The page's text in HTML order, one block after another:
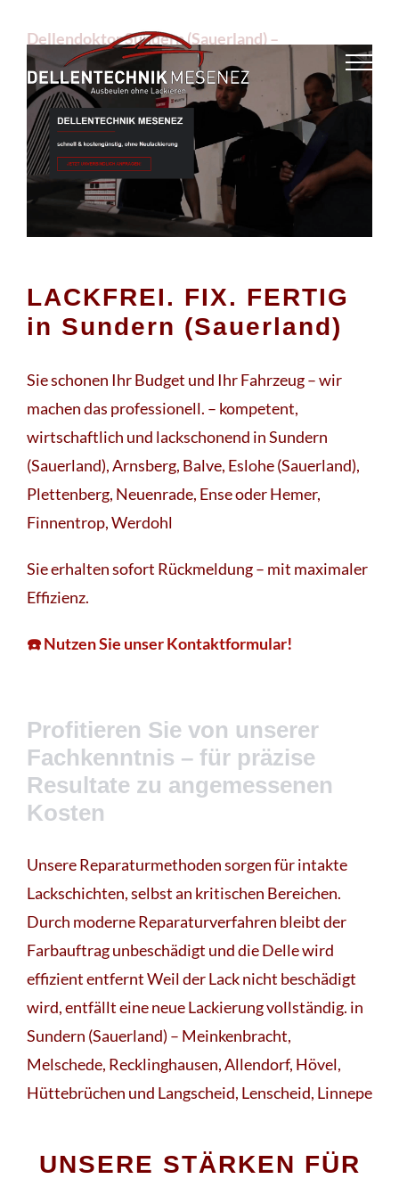
content
Dellendoktor Sundern (Sauerland) –
↗️Dellentechnik-Mesenez: ✔️Beulendoktor,
Hagelschaden, Smart Repair, Lackiererei. ➡️
Dellentechnik-Mesenez, Ihr Dellenprofi für
Sundern (Sauerland). ✔️ Dellendoktor, ✔️ Smart
Repair, ✔️ Beulendoktor, ✔️ Hagelschaden und ✔️
Lackiererei. Wir begleiten Sie auf Ihrem Weg ✉.
LACKFREI. FIX. FERTIG
in Sundern (Sauerland)
Sie schonen Ihr Budget und Ihr Fahrzeug – wir
machen das professionell. – kompetent,
wirtschaftlich und lackschonend in Sundern
(Sauerland), Arnsberg, Balve, Eslohe (Sauerland),
Plettenberg, Neuenrade, Ense oder Hemer,
Finnentrop, Werdohl
Sie erhalten sofort Rückmeldung – mit maximaler
Effizienz.
☎️ Nutzen Sie unser Kontaktformular!
Profitieren Sie von unserer
Fachkenntnis – für präzise
Resultate zu angemessenen
Kosten
Unsere Reparaturmethoden sorgen für intakte
Lackschichten, selbst an kritischen Bereichen.
Durch moderne Reparaturverfahren bleibt der
Farbauftrag unbeschädigt und die Delle wird
effizient entfernt Weil der Lack nicht beschädigt
wird, entfällt eine neue Lackierung vollständig. in
Sundern (Sauerland) – Meinkenbracht,
Melschede, Recklinghausen, Allendorf, Hövel,
Hüttebrüchen und Langscheid, Lenscheid, Linnepe
UNSERE STÄRKEN FÜR